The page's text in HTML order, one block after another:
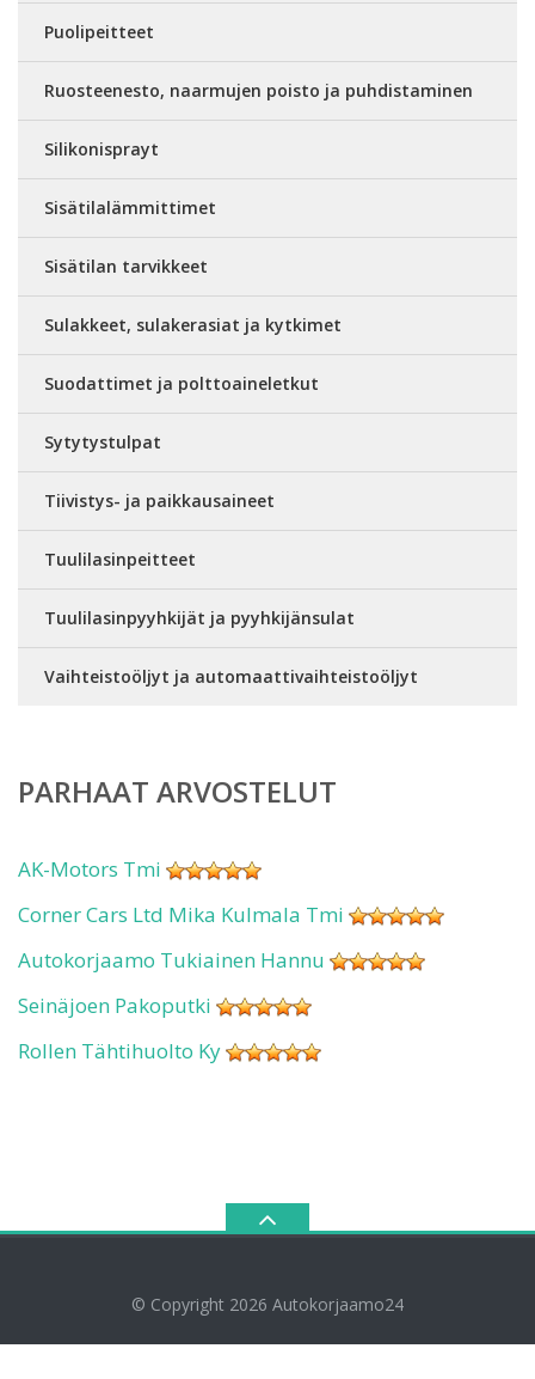
Puolipeitteet
Ruosteenesto, naarmujen poisto ja puhdistaminen
Silikonisprayt
Sisätilalämmittimet
Sisätilan tarvikkeet
Sulakkeet, sulakerasiat ja kytkimet
Suodattimet ja polttoaineletkut
Sytytystulpat
Tiivistys- ja paikkausaineet
Tuulilasinpeitteet
Tuulilasinpyyhkijät ja pyyhkijänsulat
Vaihteistoöljyt ja automaattivaihteistoöljyt
PARHAAT ARVOSTELUT
AK-Motors Tmi
Corner Cars Ltd Mika Kulmala Tmi
Autokorjaamo Tukiainen Hannu
Seinäjoen Pakoputki
Rollen Tähtihuolto Ky
© Copyright 2026 Autokorjaamo24